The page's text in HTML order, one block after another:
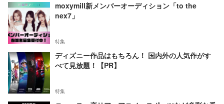
moxymill新メンバーオーディション「to the
nex7」
特集
ディズニー作品はもちろん！ 国内外の人気作がす
べて見放題！【PR】
特集